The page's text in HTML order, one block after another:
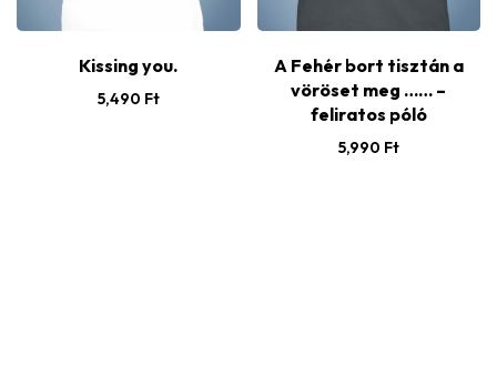
Kissing you.
5,490 Ft
A Fehér bort tisztán a
vöröset meg …… –
feliratos póló
5,990 Ft